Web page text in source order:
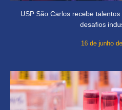
USP São Carlos recebe talentos
desafios
16 de junho